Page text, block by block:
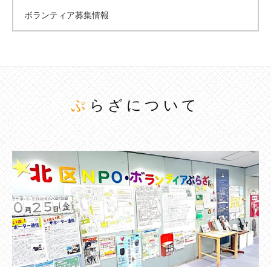
ボランティア募集情報
ぷらざについて